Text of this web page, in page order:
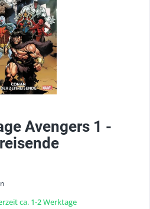
Avengers 1 -
ca. 1-2 Werktage